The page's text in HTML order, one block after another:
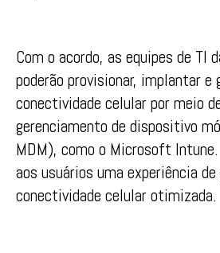
Com o acordo, as equipes de TI
poderão provisionar, implantar e
conectividade celular por meio
gerenciamento de dispositivo
MDM), como o Microsoft
aos usuários uma experiência
conectividade celular otimizada.